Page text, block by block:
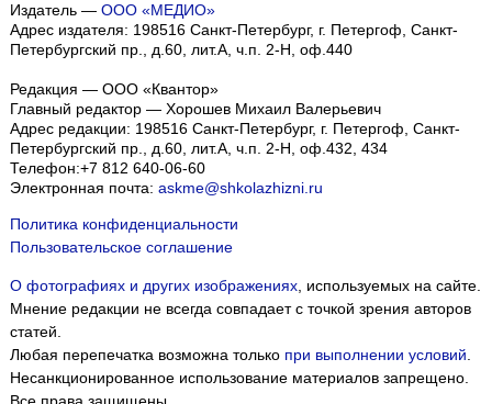
Издатель — ООО «МЕДИО»
Адрес издателя: 198516 Санкт-Петербург, г. Петергоф, Санкт-
Петербургский пр., д.60, лит.А, ч.п. 2-Н, оф.440
Редакция — ООО «Квантор»
Главный редактор — Хорошев Михаил Валерьевич
Адрес редакции: 198516 Санкт-Петербург, г. Петергоф, Санкт-
Петербургский пр., д.60, лит.А, ч.п. 2-Н, оф.432, 434
Телефон:+7 812 640-06-60
Электронная почта: askme@shkolazhizni.ru
Политика конфиденциальности
Пользовательское соглашение
О фотографиях и других изображениях, используемых на сайте.
Мнение редакции не всегда совпадает с точкой зрения авторов
статей.
Любая перепечатка возможна только при выполнении условий.
Несанкционированное использование материалов запрещено.